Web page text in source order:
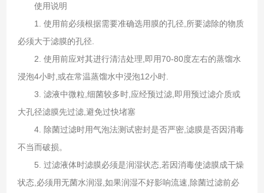
使用说明
1. 使用前必须根据需要准确选用膜的孔径,所要滤除的物质
必须大于滤膜的孔径.
2. 使用前应对其进行清洁处理,即用70-80度左右的蒸馏水
浸泡4小时,或在常温蒸馏水中浸泡12小时.
3. 滤液中微粒,细菌较多时,应经预过滤,即用预过滤介质或
大孔径滤膜先过滤,避免过快堵塞
4. 除菌过滤时用气泡法测试密封是否严密,滤膜是否因消毒
不当而破损。
5. 过滤液体时滤膜必须是润湿状态,若因消毒使滤膜成干燥
状态,必须用无菌水润湿,如果润湿不好影响流速,除菌过滤前必